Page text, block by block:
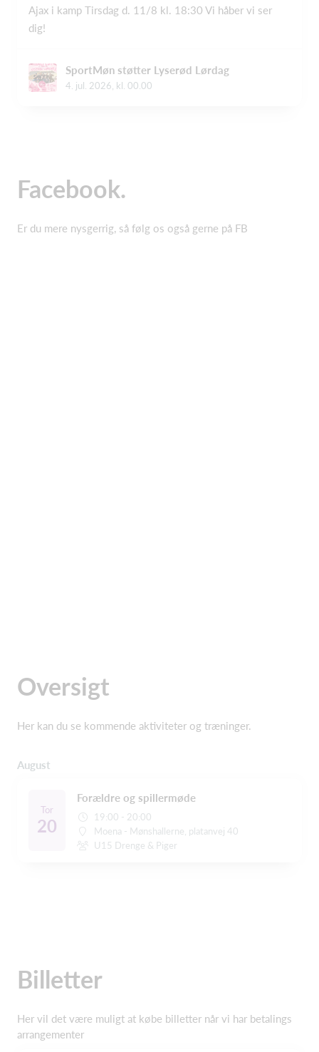
Ajax i kamp Tirsdag d. 11/8 kl. 18:30 Vi håber vi ser
dig!
SportMøn støtter Lyserød Lørdag
4. jul. 2026, kl. 00.00
Facebook.
Er du mere nysgerrig, så følg os også gerne på FB
Oversigt
Her kan du se kommende aktiviteter og træninger.
August
Tor
20
Forældre og spillermøde
19:00 - 20:00
Moena - Mønshallerne, platanvej 40
U15 Drenge & Piger
Billetter
Her vil det være muligt at købe billetter når vi har betalings
arrangementer